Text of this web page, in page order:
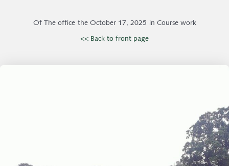
OfThe office the October 17, 2025 in Course work
<< Back to front page